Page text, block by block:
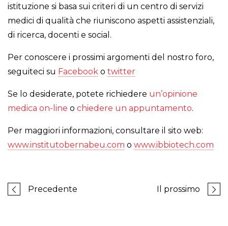
istituzione si basa sui criteri di un centro di servizi
medici di qualità che riuniscono aspetti assistenziali,
di ricerca, docenti e social.
Per conoscere i prossimi argomenti del nostro foro,
seguiteci su Facebook o twitter
Se lo desiderate, potete richiedere un’opinione
medica on-line o chiedere un appuntamento.
Per maggiori informazioni, consultare il sito web:
www.institutobernabeu.com o www.ibbiotech.com
Precedente Il prossimo